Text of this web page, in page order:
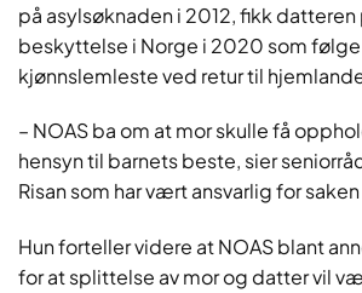
på asylsøknaden i 2012, fikk datteren
beskyttelse i Norge i 2020 som følge
kjønnslemleste ved retur til
– NOAS ba om at mor skulle få
hensyn til barnets beste, sier
Risan som har vært ansvarlig for saken
Hun forteller videre at NOAS blant
for at splittelse av mor og datter vil